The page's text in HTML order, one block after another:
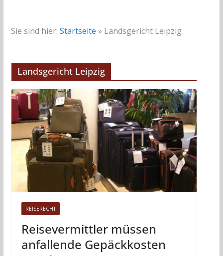
Sie sind hier: Startseite » Landsgericht Leipzig
Landsgericht Leipzig
REISERECHT
Reisevermittler müssen
anfallende Gepäckkosten